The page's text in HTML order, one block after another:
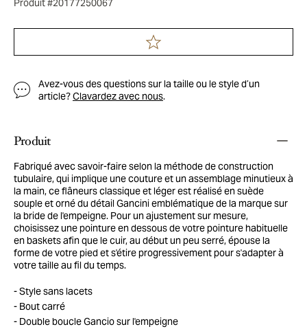
Avez-vous des questions sur la taille ou le style d’un
article?Clavardez avec nous.
Produit
Fabriqué avec savoir-faire selon la méthode de construction
tubulaire, qui implique une couture et un assemblage minutieux à
la main, ce flâneurs classique et léger est réalisé en suède
souple et orné du détail Gancini emblématique de la marque sur
la bride de l'empeigne. Pour un ajustement sur mesure,
choisissez une pointure en dessous de votre pointure habituelle
en baskets afin que le cuir, au début un peu serré, épouse la
forme de votre pied et s'étire progressivement pour s'adapter à
votre taille au fil du temps.
Style sans lacets
Bout carré
Double boucle Gancio sur l'empeigne